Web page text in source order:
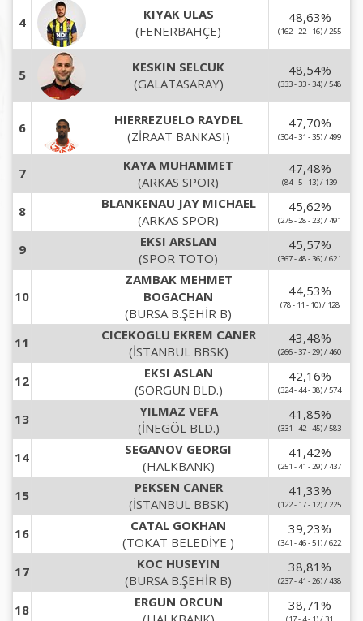
4
KIYAK ULAS
(FENERBAHÇE)
48,63%
(162 - 22 - 16) / 255
5
KESKIN SELCUK
(GALATASARAY)
48,54%
(333 - 33 - 34) / 548
6
HIERREZUELO RAYDEL
(ZİRAAT BANKASI)
47,70%
(304 - 31 - 35) / 499
7
KAYA MUHAMMET
(ARKAS SPOR)
47,48%
(84 - 5 - 13) / 139
8
BLANKENAU JAY MICHAEL
(ARKAS SPOR)
45,62%
(275 - 28 - 23) / 491
9
EKSI ARSLAN
(SPOR TOTO)
45,57%
(367 - 48 - 36) / 621
10
ZAMBAK MEHMET
BOGACHAN
(BURSA B.ŞEHİR B)
44,53%
(78 - 11 - 10) / 128
11
CICEKOGLU EKREM CANER
(İSTANBUL BBSK)
43,48%
(266 - 37 - 29) / 460
12
EKSI ASLAN
(SORGUN BLD.)
42,16%
(324 - 44 - 38) / 574
13
YILMAZ VEFA
(İNEGÖL BLD.)
41,85%
(331 - 42 - 45) / 583
14
SEGANOV GEORGI
(HALKBANK)
41,42%
(251 - 41 - 29) / 437
15
PEKSEN CANER
(İSTANBUL BBSK)
41,33%
(122 - 17 - 12) / 225
16
CATAL GOKHAN
(TOKAT BELEDİYE )
39,23%
(341 - 46 - 51) / 622
17
KOC HUSEYIN
(BURSA B.ŞEHİR B)
38,81 %
(237 - 41 - 26) / 438
18
ERGUN ORCUN
38,71 %